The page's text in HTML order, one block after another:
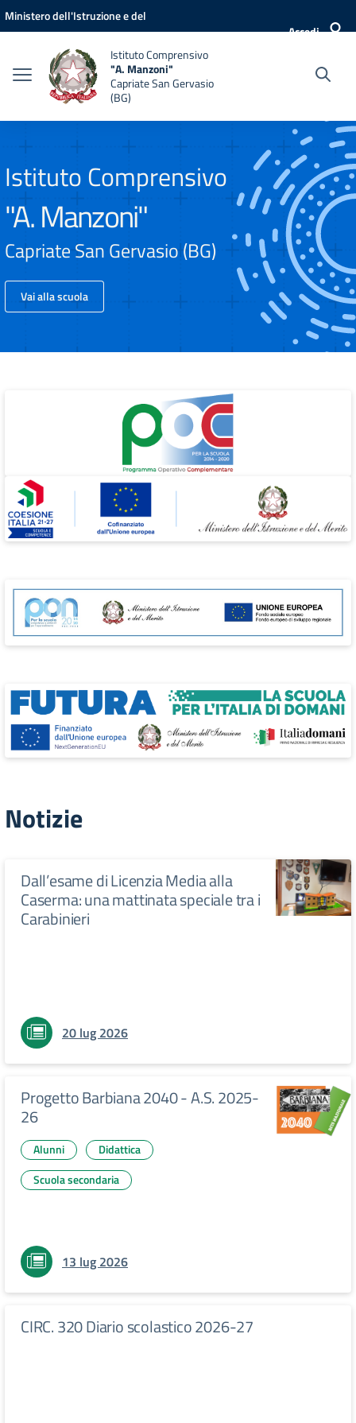
Vai ai contenuti
Vai al menu di navigazione
Vai al footer
Ministero dell'Istruzione e del
Accedi
Istituto Comprensivo
"A. Manzoni"
Capriate San Gervasio
(BG)
Istituto Comprensivo
"A. Manzoni"
Capriate San Gervasio (BG)
Vai alla scuola
Notizie
Dall’esame di Licenzia Media alla
Caserma: una mattinata speciale tra i
Carabinieri
20 lug 2026
Progetto Barbiana 2040 - A.S. 2025-
26
Alunni
Didattica
Scuola secondaria
13 lug 2026
CIRC. 320 Diario scolastico 2026-27